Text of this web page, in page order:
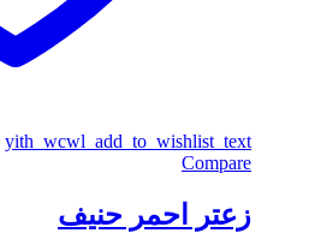
yith_wcwl_add_to_wishlist_text
Compare
زعتر احمر حنيف